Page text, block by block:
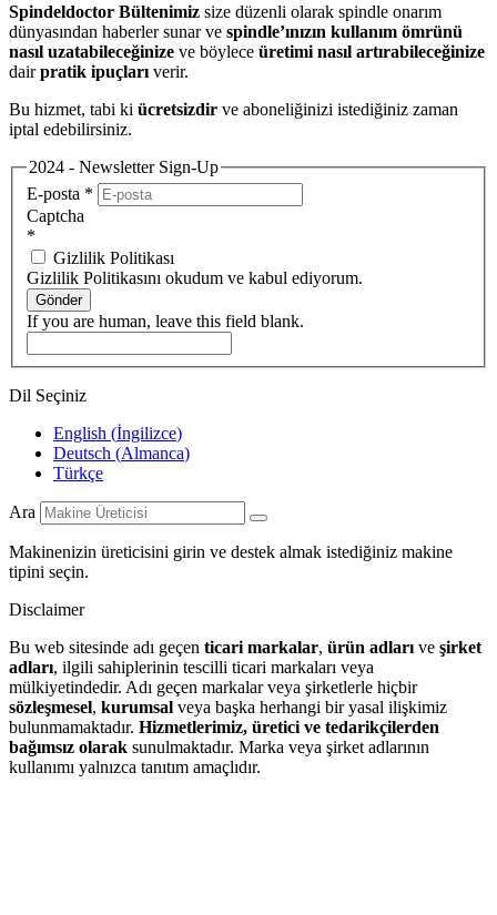
Spindeldoctor Bültenimiz size düzenli olarak spindle onarım
dünyasından haberler sunar ve spindle’ınızın kullanım ömrünü
nasıl uzatabileceğinize ve böylece üretimi nasıl artırabileceğinize
dairpratik ipuçları verir.
Bu hizmet, tabi ki ücretsizdir ve aboneliğinizi istediğiniz zaman
iptal edebilirsiniz.
2024 - Newsletter Sign-Up
E-posta *
Captcha
*
Gizlilik Politikası
Gizlilik Politikasını okudum ve kabul ediyorum.
Gönder
If you are human, leave this field blank.
Dil Seçiniz
English (İngilizce)
Deutsch (Almanca)
Türkçe
Ara
Makinenizin üreticisini girin ve destek almak istediğiniz makine
tipini seçin.
Disclaimer
Bu web sitesinde adı geçen ticari markalar, ürün adları ve şirket
adları, ilgili sahiplerinin tescilli ticari markaları veya
mülkiyetindedir. Adı geçen markalar veya şirketlerle hiçbir
sözleşmesel, kurumsal veya başka herhangi bir yasal ilişkimiz
bulunmamaktadır. Hizmetlerimiz, üretici ve tedarikçilerden
bağımsız olarak sunulmaktadır. Marka veya şirket adlarının
kullanımı yalnızca tanıtım amaçlıdır.